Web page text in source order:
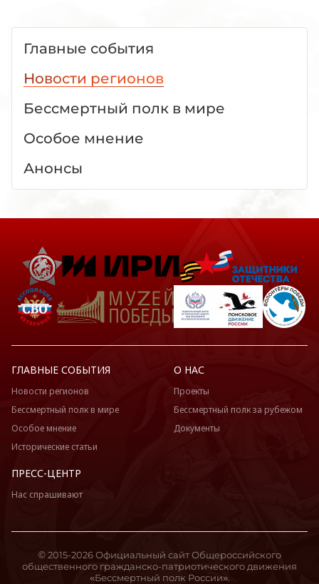
Главные события
Новости регионов
Бессмертный полк в мире
Особое мнение
Анонсы
ГЛАВНЫЕ СОБЫТИЯ
Новости регионов
Бессмертный полк в мире
Особое мнение
Исторические статьи
О НАС
Проекты
Бессмертный полк за рубежом
Документы
ПРЕСС-ЦЕНТР
Нас спрашивают
© 2015-2026 Официальный сайт Общероссийского
общественного гражданско-патриотического движения
«Бессмертный полк России».